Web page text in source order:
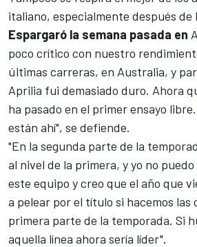
italiano, especialmente después de
Espargaró la semana pasada en
poco crítico con nuestro
últimas carreras, en Australia, y
Aprilia fui demasiado duro. Ahora
ha pasado en el primer ensayo
están ahí", se defiende.
"En la segunda parte de la
al nivel de la primera, y yo no
este equipo y creo que el año que
a pelear por el título si hacemos las
primera parte de la temporada. Si
aquella línea ahora sería líder".